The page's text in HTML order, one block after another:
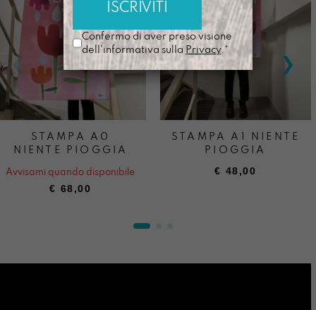
STAMPA A0
NIENTE PIOGGIA
Avvisami quando disponibile
€ 68,00
STAMPA A1 NIENTE
PIOGGIA
€ 48,00
Confermo di aver preso visione
dell'informativa sulla Privacy.*